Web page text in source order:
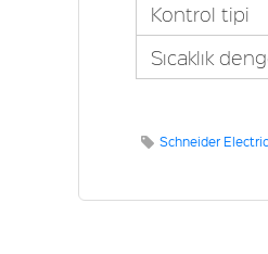
Kontrol tipi
Sıcaklık
Schneider